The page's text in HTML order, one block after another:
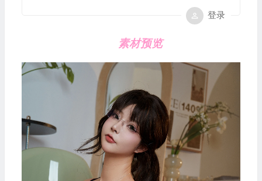
登录
素材预览